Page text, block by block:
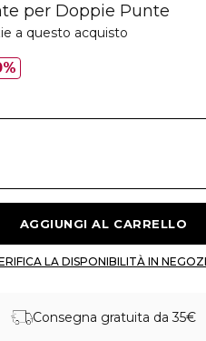
per Doppie Punte
a questo acquisto
Consegna gratuita da 35€